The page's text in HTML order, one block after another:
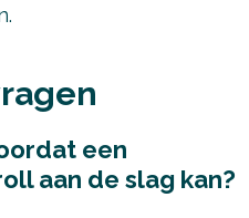
een
aan de slag kan?